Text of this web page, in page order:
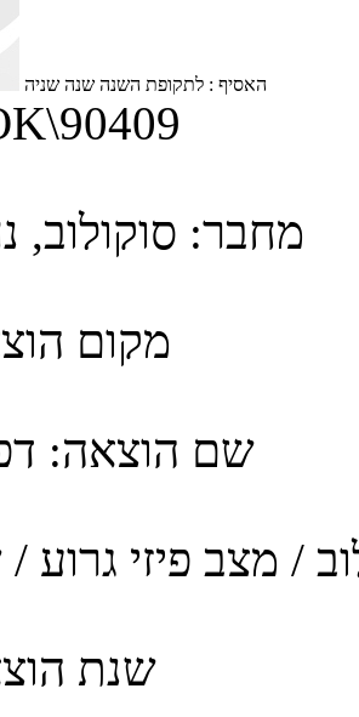
האסיף : לתקופת השנה שנה שניה
מחבר: סוקולוב,
מקום
שם הוצאה:
/ מצב פיזי גרוע
שנת